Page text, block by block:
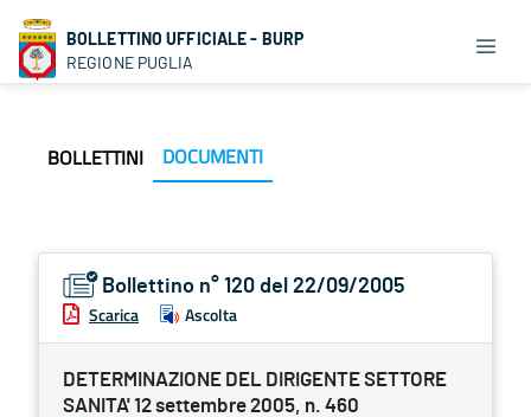
BOLLETTINO UFFICIALE - BURP
REGIONE PUGLIA
BOLLETTINI DOCUMENTI
Bollettino n° 120 del 22/09/2005
Scarica Ascolta
DETERMINAZIONE DEL DIRIGENTE SETTORE
SANITA' 12 settembre 2005, n. 460